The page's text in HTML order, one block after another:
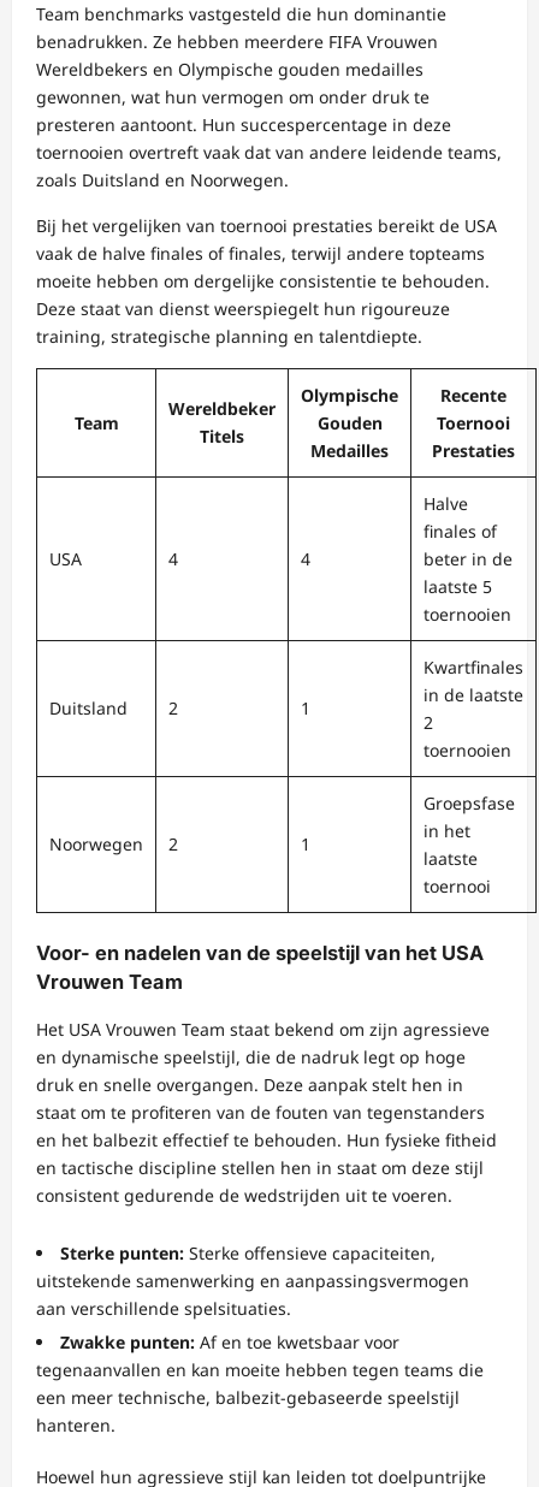
Team benchmarks vastgesteld die hun dominantie
benadrukken. Ze hebben meerdere FIFA Vrouwen
Wereldbekers en Olympische gouden medailles
gewonnen, wat hun vermogen om onder druk te
presteren aantoont. Hun succespercentage in deze
toernooien overtreft vaak dat van andere leidende teams,
zoals Duitsland en Noorwegen.
Bij het vergelijken van toernooi prestaties bereikt de USA
vaak de halve finales of finales, terwijl andere topteams
moeite hebben om dergelijke consistentie te behouden.
Deze staat van dienst weerspiegelt hun rigoureuze
training, strategische planning en talentdiepte.
Team
Wereldbeker
Titels
Olympische
Gouden
Medailles
Recente
Toernooi
Prestaties
USA 4 4
Halve
finales of
beter in de
laatste 5
toernooien
Duitsland 2 1
Kwartfinales
in de laatste
2
toernooien
Noorwegen 2 1
Groepsfase
in het
laatste
toernooi
Voor- en nadelen van de speelstijl van het USA
Vrouwen Team
Het USA Vrouwen Team staat bekend om zijn agressieve
en dynamische speelstijl, die de nadruk legt op hoge
druk en snelle overgangen. Deze aanpak stelt hen in
staat om te profiteren van de fouten van tegenstanders
en het balbezit effectief te behouden. Hun fysieke fitheid
en tactische discipline stellen hen in staat om deze stijl
consistent gedurende de wedstrijden uit te voeren.
Sterke punten: Sterke offensieve capaciteiten,
uitstekende samenwerking en aanpassingsvermogen
aan verschillende spelsituaties.
Zwakke punten: Af en toe kwetsbaar voor
tegenaanvallen en kan moeite hebben tegen teams die
een meer technische, balbezit-gebaseerde speelstijl
hanteren.
Hoewel hun agressieve stijl kan leiden tot doelpuntrijke